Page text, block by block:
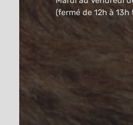
(fermé de 12h à 13h